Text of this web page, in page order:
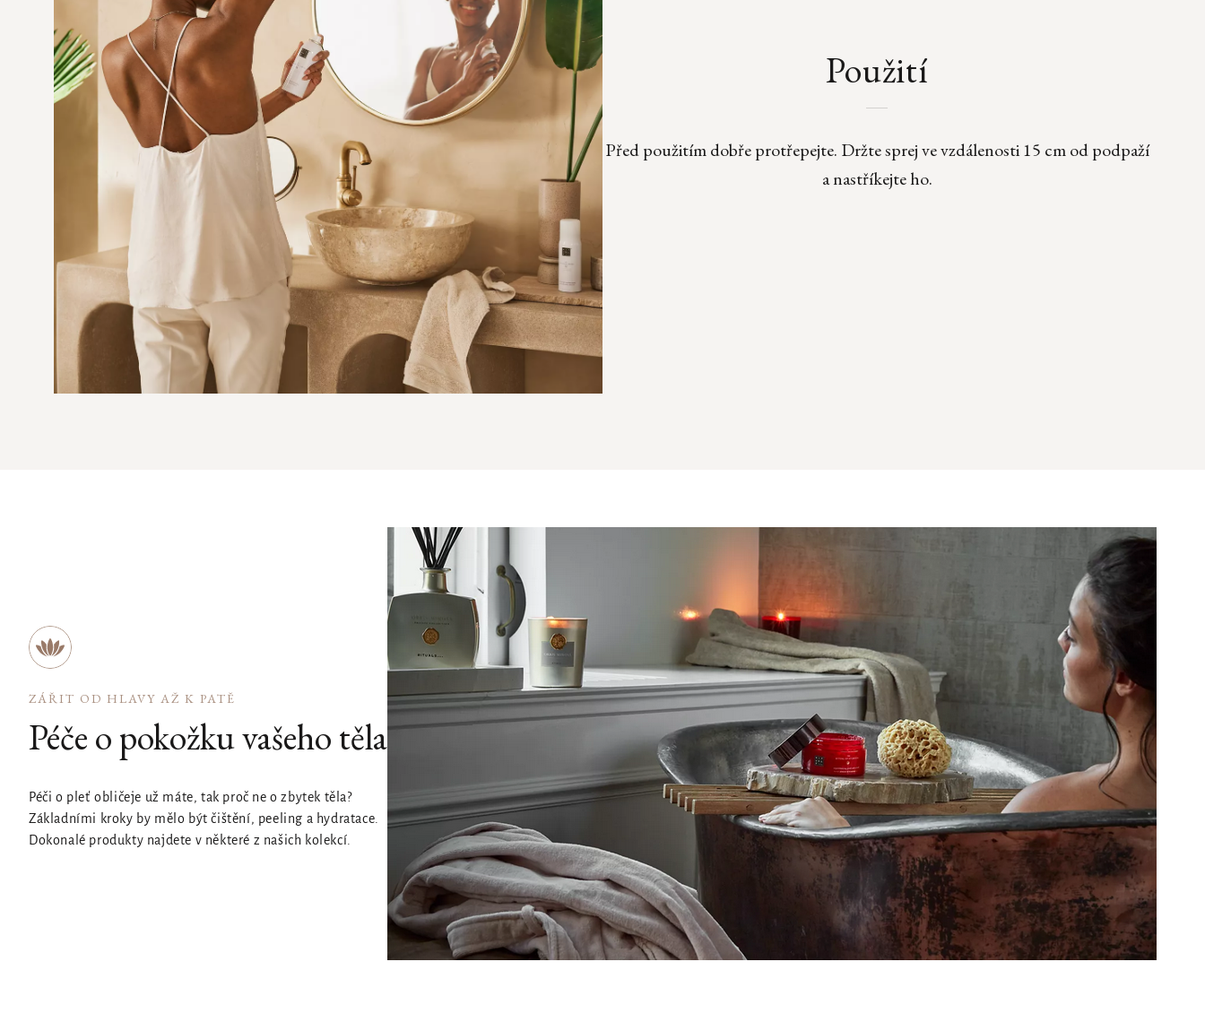
Použití
Před použitím dobře protřepejte. Držte sprej ve vzdálenosti 15 cm od podpaží
a nastříkejte ho.
ZÁŘIT OD HLAVY AŽ K PATĚ
Péče o pokožku vašeho těla
Péči o pleť obličeje už máte, tak proč ne o zbytek těla?
Základními kroky by mělo být čištění, peeling a hydratace.
Dokonalé produkty najdete v některé z našich kolekcí.